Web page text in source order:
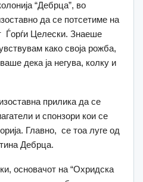
“Дебрца”, во
да се потсетиме на
Ѓорѓи Целески. Знаеше
како своја рожба,
дека ја негува, колку и
прилика да се
и спонзори кои се
Главно, се тоа луге од
Дебрца.
основачот на “Охридска